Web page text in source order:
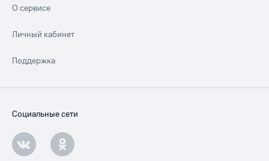
О сервисе
Личный кабинет
Поддержка
Социальные сети